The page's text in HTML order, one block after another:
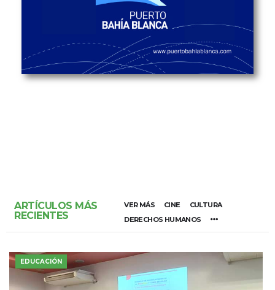
ARTÍCULOS MÁS
RECIENTES
VER MÁS CINE
CULTURA
DERECHOS HUMANOS
EDUCACIÓN